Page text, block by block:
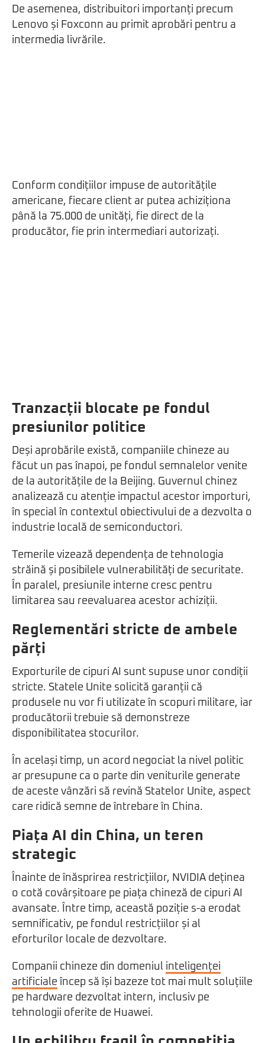
De asemenea, distribuitori importanți precum
Lenovo și Foxconn au primit aprobări pentru a
intermedia livrările.
Conform condițiilor impuse de autoritățile
americane, fiecare client ar putea achiziționa
până la 75.000 de unități, fie direct de la
producător, fie prin intermediari autorizați.
Tranzacții blocate pe fondul
presiunilor politice
Deși aprobările există, companiile chineze au
făcut un pas înapoi, pe fondul semnalelor venite
de la autoritățile de la Beijing. Guvernul chinez
analizează cu atenție impactul acestor importuri,
în special în contextul obiectivului de a dezvolta o
industrie locală de semiconductori.
Temerile vizează dependența de tehnologia
străină și posibilele vulnerabilități de securitate.
În paralel, presiunile interne cresc pentru
limitarea sau reevaluarea acestor achiziții.
Reglementări stricte de ambele
părți
Exporturile de cipuri AI sunt supuse unor condiții
stricte. Statele Unite solicită garanții că
produsele nu vor fi utilizate în scopuri militare, iar
producătorii trebuie să demonstreze
disponibilitatea stocurilor.
În același timp, un acord negociat la nivel politic
ar presupune ca o parte din veniturile generate
de aceste vânzări să revină Statelor Unite, aspect
care ridică semne de întrebare în China.
Piața AI din China, un teren
strategic
Înainte de înăsprirea restricțiilor, NVIDIA deținea
o cotă covârșitoare pe piața chineză de cipuri AI
avansate. Între timp, această poziție s-a erodat
semnificativ, pe fondul restricțiilor și al
eforturilor locale de dezvoltare.
Companii chineze din domeniul inteligenței
artificiale încep să își bazeze tot mai mult soluțiile
pe hardware dezvoltat intern, inclusiv pe
tehnologii oferite de Huawei.